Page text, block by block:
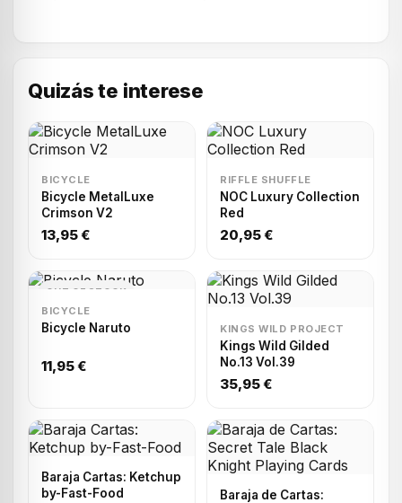
Quizás te interese
BICYCLE
Bicycle MetalLuxe
Crimson V2
13,95 €
RIFFLE SHUFFLE
NOC Luxury Collection
Red
20,95 €
OUT OF STOCK
BICYCLE
Bicycle Naruto
11,95 €
KINGS WILD PROJECT
Kings Wild Gilded
No.13 Vol.39
35,95 €
Baraja Cartas: Ketchup
by-Fast-Food
Baraja de Cartas: